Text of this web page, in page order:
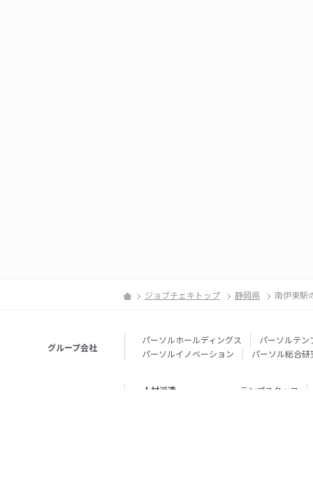
ジョブチェキトップ 静岡県 南伊東駅
グループ会社
パーソルホールディングス パーソルテン
パーソルイノベーション
パーソル総合研
人材派遣 テンプスタッフ